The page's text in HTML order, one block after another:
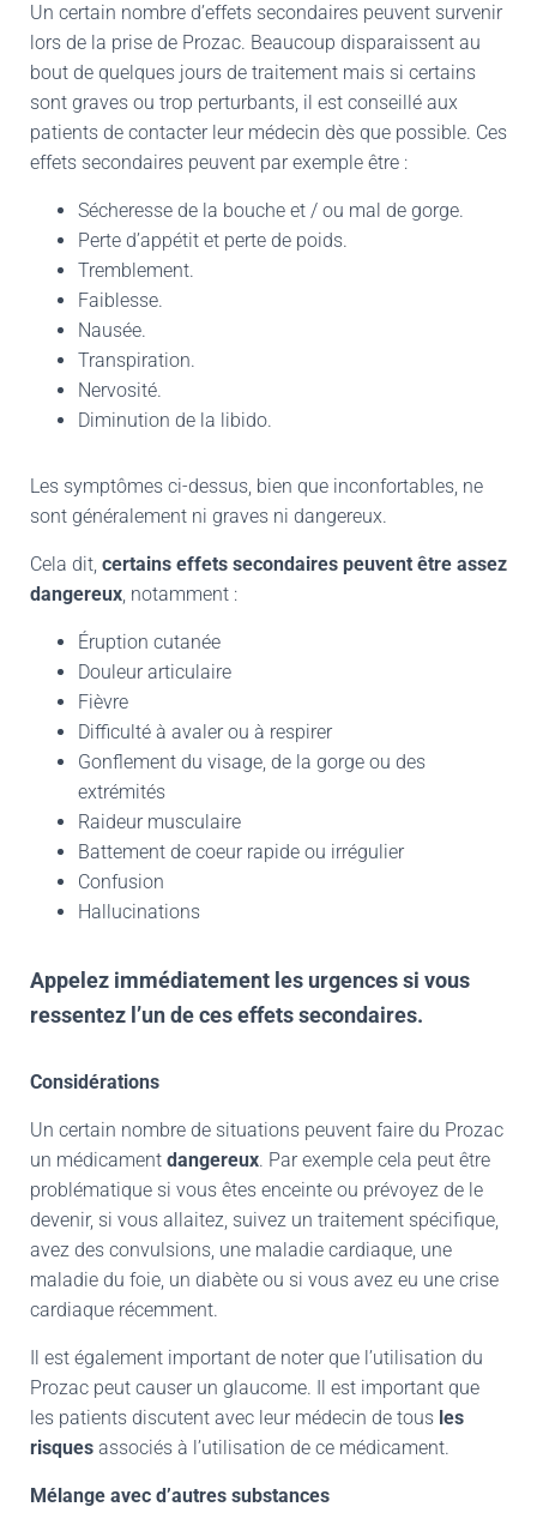
Un certain nombre d’effets secondaires peuvent survenir
lors de la prise de Prozac. Beaucoup disparaissent au
bout de quelques jours de traitement mais si certains
sont graves ou trop perturbants, il est conseillé aux
patients de contacter leur médecin dès que possible. Ces
effets secondaires peuvent par exemple être :
Sécheresse de la bouche et / ou mal de gorge.
Perte d’appétit et perte de poids.
Tremblement.
Faiblesse.
Nausée.
Transpiration.
Nervosité.
Diminution de la libido.
Les symptômes ci-dessus, bien que inconfortables, ne
sont généralement ni graves ni dangereux.
Cela dit, certains effets secondaires peuvent être assez
dangereux, notamment :
Éruption cutanée
Douleur articulaire
Fièvre
Difficulté à avaler ou à respirer
Gonflement du visage, de la gorge ou des
extrémités
Raideur musculaire
Battement de coeur rapide ou irrégulier
Confusion
Hallucinations
Appelez immédiatement les urgences si vous
ressentez l’un de ces effets secondaires.
Considérations
Un certain nombre de situations peuvent faire du Prozac
un médicament dangereux. Par exemple cela peut être
problématique si vous êtes enceinte ou prévoyez de le
devenir, si vous allaitez, suivez un traitement spécifique,
avez des convulsions, une maladie cardiaque, une
maladie du foie, un diabète ou si vous avez eu une crise
cardiaque récemment.
Il est également important de noter que l’utilisation du
Prozac peut causer un glaucome. Il est important que
les patients discutent avec leur médecin de tous les
risques associés à l’utilisation de ce médicament.
Mélange avec d’autres substances